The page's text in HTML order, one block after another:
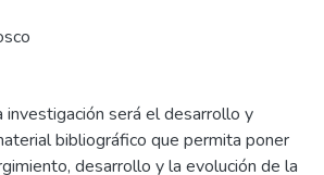
será el desarrollo y
bibliográfico que permita poner
desarrollo y la evolución de la